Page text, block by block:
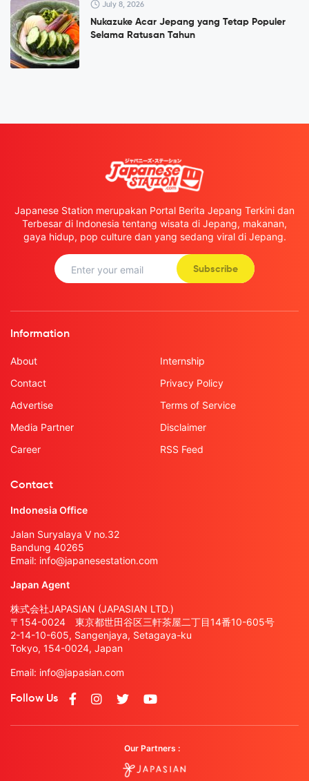
July 8, 2026
Nukazuke Acar Jepang yang Tetap Populer
Selama Ratusan Tahun
Japanese Station merupakan Portal Berita Jepang Terkini dan
Terbesar di Indonesia tentang wisata di Jepang, makanan,
gaya hidup, pop culture dan yang sedang viral di Jepang.
Subscribe
Information
About
Contact
Advertise
Media Partner
Career
Internship
Privacy Policy
Terms of Service
Disclaimer
RSS Feed
Contact
Indonesia Office
Jalan Suryalaya V no.32
Bandung 40265
Email: info@japanesestation.com
Japan Agent
株式会社JAPASIAN (JAPASIAN LTD.)
〒154-0024 東京都世田谷区三軒茶屋二丁目14番10-605号
2-14-10-605, Sangenjaya, Setagaya-ku
Tokyo, 154-0024, Japan
Email: info@japasian.com
Follow Us
Our Partners :